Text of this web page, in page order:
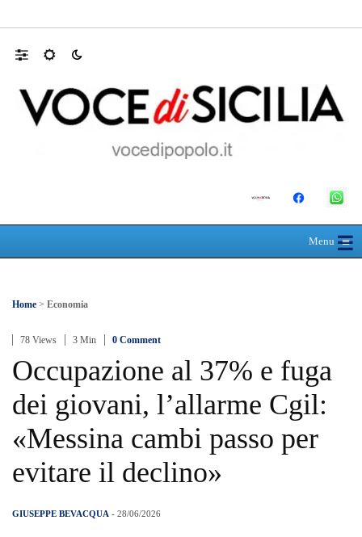
Menu≡
☰
Home > Economia
78 Views 3 Min 0 Comment
Occupazione al 37% e fuga
dei giovani, l’allarme Cgil:
«Messina cambi passo per
evitare il declino»
GIUSEPPE BEVACQUA - 28/06/2026